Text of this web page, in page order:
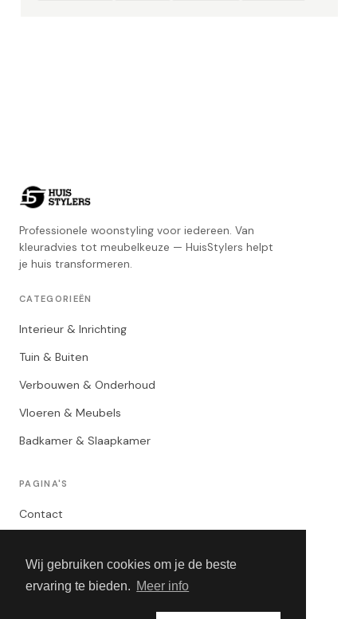
Wij gebruiken cookies om je de beste
ervaring te bieden. Meer info
Professionele woonstyling voor iedereen. Van
kleuradvies tot meubelkeuze — HuisStylers helpt
je huis transformeren.
CATEGORIEËN
Interieur & Inrichting
Tuin & Buiten
Verbouwen & Onderhoud
Vloeren & Meubels
Badkamer & Slaapkamer
PAGINA'S
Contact
Algemene Voorwaarden
Adverteren